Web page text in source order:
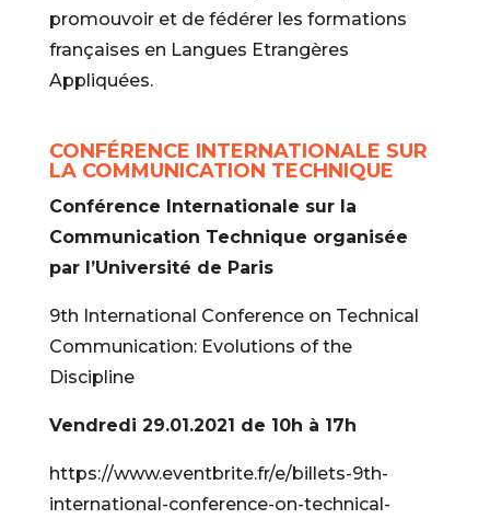
promouvoir et de fédérer les formations
françaises en Langues Etrangères
Appliquées.
CONFÉRENCE INTERNATIONALE SUR
LA COMMUNICATION TECHNIQUE
Conférence Internationale sur la
Communication Technique organisée
par l’Université de Paris
9th International Conference on Technical
Communication: Evolutions of the
Discipline
Vendredi 29.01.2021 de 10h à 17h
https://www.eventbrite.fr/e/billets-9th-
international-conference-on-technical-